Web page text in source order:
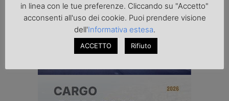
in linea con le tue preferenze. Cliccando su "Accetto"
acconsenti all'uso dei cookie. Puoi prendere visione
dell'Informativa estesa.
ACCETTO Rifiuto